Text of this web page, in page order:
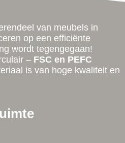
van meubels in
op een efficiënte
wordt tegengegaan!
– FSC en PEFC
is van hoge kwaliteit en